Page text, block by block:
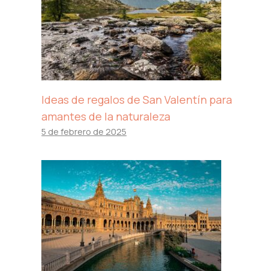
Ideas de regalos de San Valentín para
amantes de la naturaleza
5 de febrero de 2025